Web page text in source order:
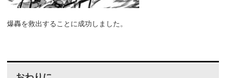
爆轟を救出することに成功しました。